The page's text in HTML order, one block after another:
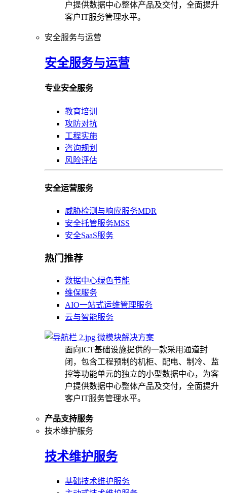
户提供数据中心整体产品及交付，全面提升
客户IT服务管理水平。
安全服务与运营
安全服务与运营
专业安全服务
教育培训
攻防对抗
工程实施
咨询规划
风险评估
安全运营服务
威胁检测与响应服务MDR
安全托管服务MSS
安全SaaS服务
热门推荐
数据中心绿色节能
维保服务
AIO一站式运维管理服务
云与智能服务
微模块解决方案
面向ICT基础设施提供的一款采用通道封
闭，包含工程预制的机柜、配电、制冷、监
控等功能单元的独立的小型数据中心，为客
户提供数据中心整体产品及交付，全面提升
客户IT服务管理水平。
产品支持服务
技术维护服务
技术维护服务
基础技术维护服务